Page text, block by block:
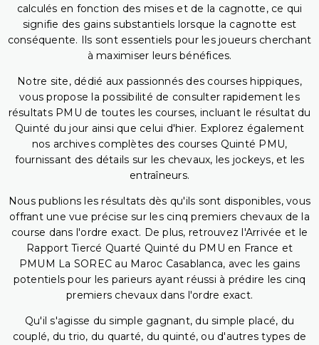
calculés en fonction des mises et de la cagnotte, ce qui
signifie des gains substantiels lorsque la cagnotte est
conséquente. Ils sont essentiels pour les joueurs cherchant
à maximiser leurs bénéfices.
Notre site, dédié aux passionnés des courses hippiques,
vous propose la possibilité de consulter rapidement les
résultats PMU de toutes les courses, incluant le résultat du
Quinté du jour ainsi que celui d'hier. Explorez également
nos archives complètes des courses Quinté PMU,
fournissant des détails sur les chevaux, les jockeys, et les
entraîneurs.
Nous publions les résultats dès qu'ils sont disponibles, vous
offrant une vue précise sur les cinq premiers chevaux de la
course dans l'ordre exact. De plus, retrouvez l'Arrivée et le
Rapport Tiercé Quarté Quinté du PMU en France et
PMUM La SOREC au Maroc Casablanca, avec les gains
potentiels pour les parieurs ayant réussi à prédire les cinq
premiers chevaux dans l'ordre exact.
Qu'il s'agisse du simple gagnant, du simple placé, du
couplé, du trio, du quarté, du quinté, ou d'autres types de